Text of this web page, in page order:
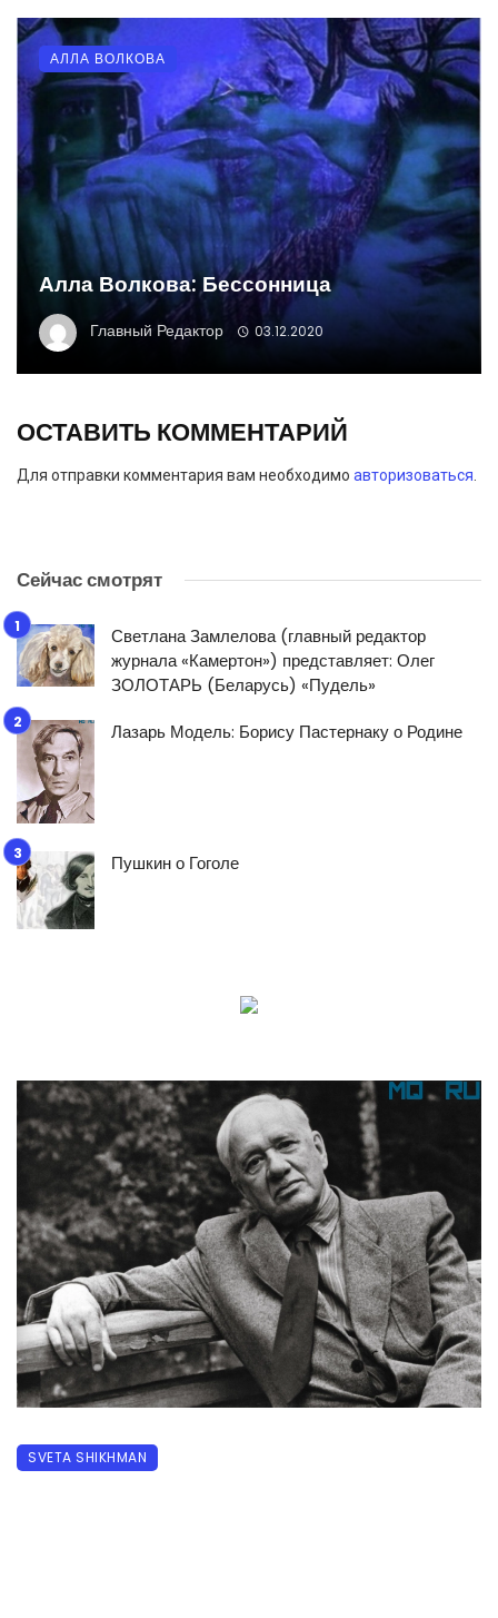
Алла Волкова: Бессонница
Главный Редактор 03.12.2020
АЛЛА ВОЛКОВА
ОСТАВИТЬ КОММЕНТАРИЙ
Для отправки комментария вам необходимо авторизоваться
Сейчас смотрят
Светлана Замлелова (главный редактор
журнала «Камертон») представляет: Олег
ЗОЛОТАРЬ (Беларусь) «Пудель»
Лазарь Модель: Борису Пастернаку о Родине
Пушкин о Гоголе
SVETA SHIKHMAN